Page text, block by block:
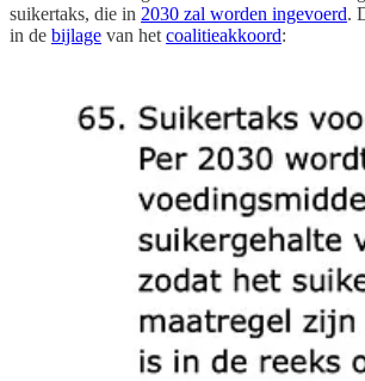
suikertaks, die in 2030 zal worden ingevoerd.
in de bijlage van het coalitieakkoord: